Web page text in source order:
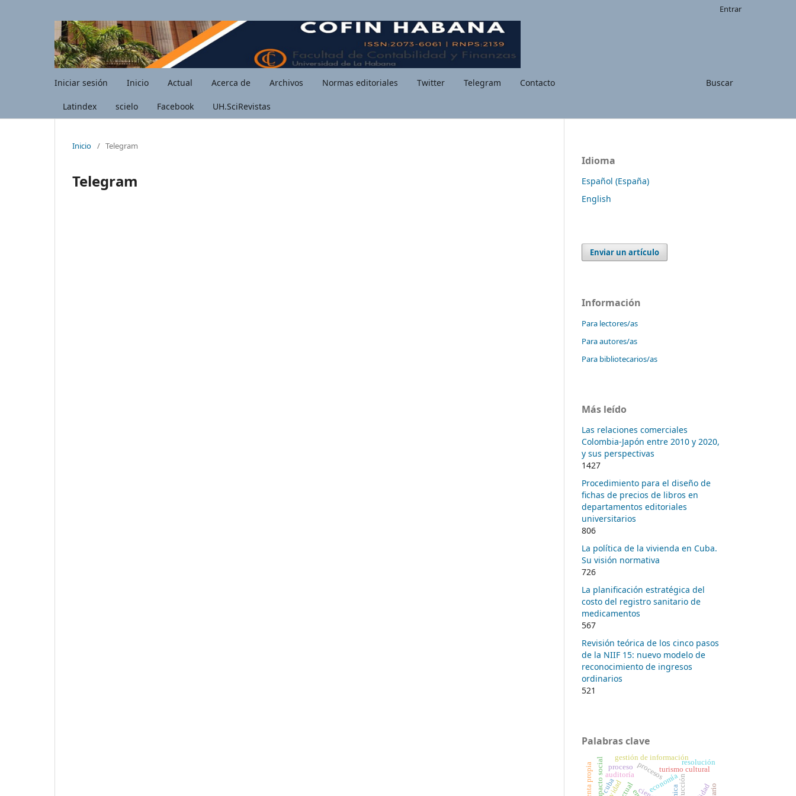
Iniciar sesión Inicio Actual Acerca de Archivos Normas editoriales Twitter Telegram Contacto
Latindex scielo Facebook UH.SciRevistas
Buscar
Entrar
Inicio / Telegram
Telegram
Idioma
Español (España)
English
Enviar un artículo
Información
Para lectores/as
Para autores/as
Para bibliotecarios/as
Más leído
Las relaciones comerciales
Colombia-Japón entre 2010 y 2020,
y sus perspectivas
1427
Procedimiento para el diseño de
fichas de precios de libros en
departamentos editoriales
universitarios
806
La política de la vivienda en Cuba.
Su visión normativa
726
La planificación estratégica del
costo del registro sanitario de
medicamentos
567
Revisión teórica de los cinco pasos
de la NIIF 15: nuevo modelo de
reconocimiento de ingresos
ordinarios
521
Palabras clave
economía
auditoría procesosturismo cultural
impacto social gestión de información
cuba
proceso
resolución